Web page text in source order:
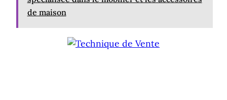
de maison